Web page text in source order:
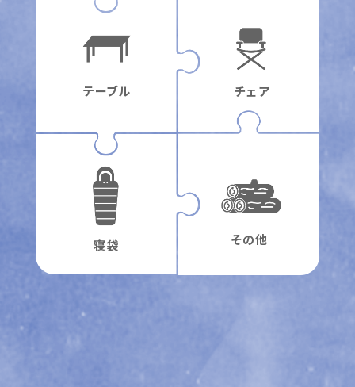
テーブル チェア
寝袋 その他